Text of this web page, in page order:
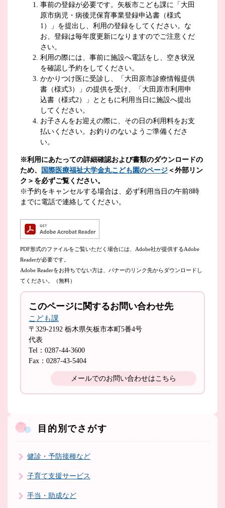
事前の登録が必要です。矢板市こども課に「大田
原市病児・病後児保育事業登録申込書（様式
1）」を提出し、利用の登録をしてください。な
お、登録は毎年度更新になりますのでご注意くだ
さい。
利用の際には、事前に施設へ電話をし、空き状況
を確認し予約をしてください。
かかりつけ医に受診し、「大田原市診療情報提供
書（様式3）」の提供を受け、「大田原市利用申
込書（様式2）」とともに利用当日に施設へ提出
してください。
お子さんをお迎えの際に、その日の利用料をお支
払いください。お釣りのないようご準備くださ
い。
※利用にあたっての詳細確認および書類のダウンロードの
ため、
国際医療福祉大学金丸こども園のページ ＜外部リン
ク＞ を必ずご覧ください。
※予約をキャンセルする場合は、必ず利用当日の午前8時
までに電話で連絡してください。
PDF形式のファイルをご覧いただく場合には、Adobe社が提供するAdobe
Readerが必要です。
Adobe Readerをお持ちでない方は、バナーのリンク先からダウンロードし
てください。（無料）
このページに関するお問い合わせ先
こども課
〒329-2192 栃木県矢板市本町5番4号
代表
Tel：0287-44-3600
Fax：0287-43-5404
メールでのお問い合わせはこちら
目的別でさがす
健診・予防接種など
子育て支援サービス
手当・助成など